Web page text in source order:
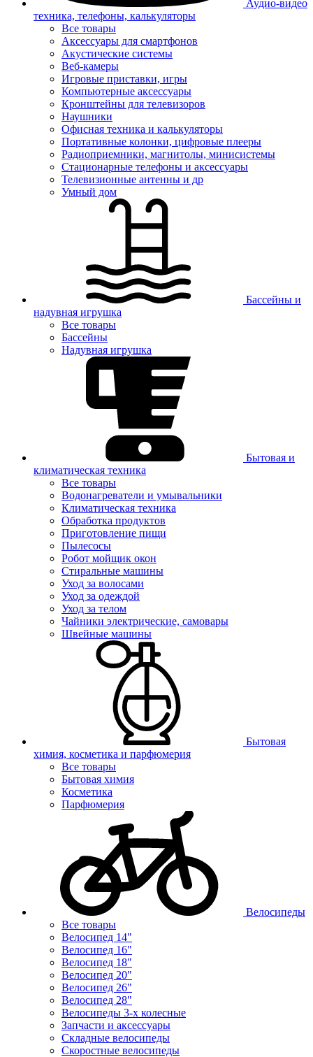
Аудио-видео
техника, телефоны, калькуляторы
Все товары
Аксессуары для смартфонов
Акустические системы
Веб-камеры
Игровые приставки, игры
Компьютерные аксессуары
Кронштейны для телевизоров
Наушники
Офисная техника и калькуляторы
Портативные колонки, цифровые плееры
Радиоприемники, магнитолы, минисистемы
Стационарные телефоны и аксессуары
Телевизионные антенны и др
Умный дом
Бассейны и
надувная игрушка
Все товары
Бассейны
Надувная игрушка
Бытовая и
климатическая техника
Все товары
Водонагреватели и умывальники
Климатическая техника
Обработка продуктов
Приготовление пищи
Пылесосы
Робот мойщик окон
Стиральные машины
Уход за волосами
Уход за одеждой
Уход за телом
Чайники электрические, самовары
Швейные машины
Бытовая
химия, косметика и парфюмерия
Все товары
Бытовая химия
Косметика
Парфюмерия
Велосипеды
Все товары
Велосипед 14"
Велосипед 16"
Велосипед 18"
Велосипед 20"
Велосипед 26"
Велосипед 28"
Велосипеды 3-х колесные
Запчасти и аксессуары
Складные велосипеды
Скоростные велосипеды